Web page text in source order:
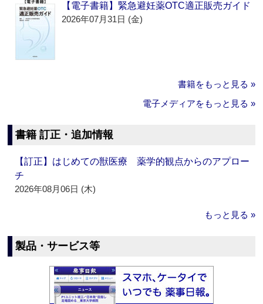
【電子書籍】緊急避妊薬OTC適正販売ガイド
2026年07月31日 (金)
書籍をもっと見る »
電子メディアをもっと見る »
書籍 訂正・追加情報
【訂正】はじめての獣医療 薬学的観点からのアプロー
チ
2026年08月06日 (木)
もっと見る »
製品・サービス等